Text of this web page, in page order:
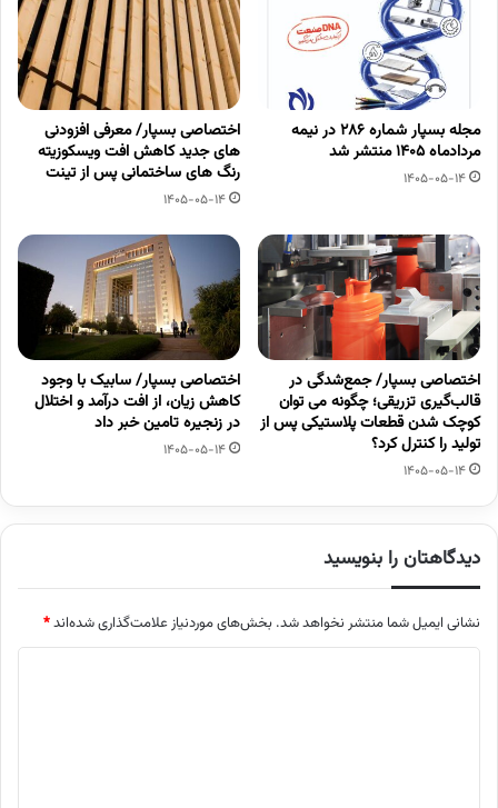
مجله بسپار شماره 286 در نیمه
مردادماه 1405 منتشر شد
1405-05-14
اختصاصی بسپار/ معرفی افزودنی
های جدید کاهش افت ویسکوزیته
رنگ های ساختمانی پس از تینت
1405-05-14
اختصاصی بسپار/ جمع‌شدگی در
قالب‌گیری تزریقی؛ چگونه می توان
کوچک شدن قطعات پلاستیکی پس از
تولید را کنترل کرد؟
1405-05-14
اختصاصی بسپار/ سابیک با وجود
کاهش زیان، از افت درآمد و اختلال
در زنجیره تامین خبر داد
1405-05-14
دیدگاهتان را بنویسید
نشانی ایمیل شما منتشر نخواهد شد. بخش‌های موردنیاز علامت‌گذاری شده‌اند*